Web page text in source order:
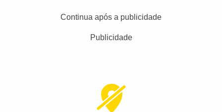
Continua após a publicidade
Publicidade